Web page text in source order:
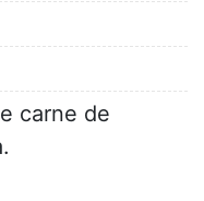
carne de